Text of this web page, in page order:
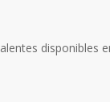
disponibles